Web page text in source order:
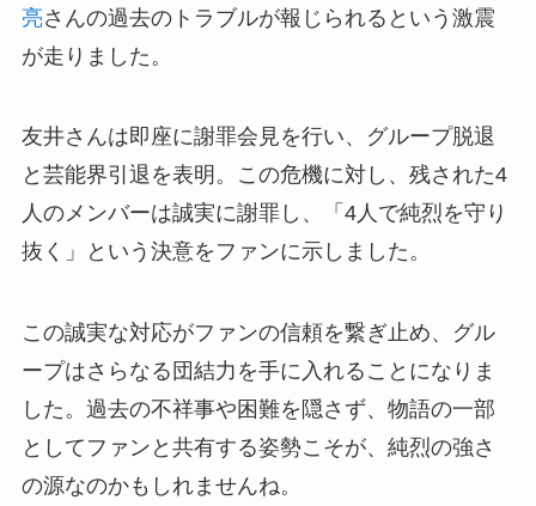
亮さんの過去のトラブルが報じられるという激震
が走りました。
友井さんは即座に謝罪会見を行い、グループ脱退
と芸能界引退を表明。この危機に対し、残された4
人のメンバーは誠実に謝罪し、「4人で純烈を守り
抜く」という決意をファンに示しました。
この誠実な対応がファンの信頼を繋ぎ止め、グル
ープはさらなる団結力を手に入れることになりま
した。過去の不祥事や困難を隠さず、物語の一部
としてファンと共有する姿勢こそが、純烈の強さ
の源なのかもしれませんね。